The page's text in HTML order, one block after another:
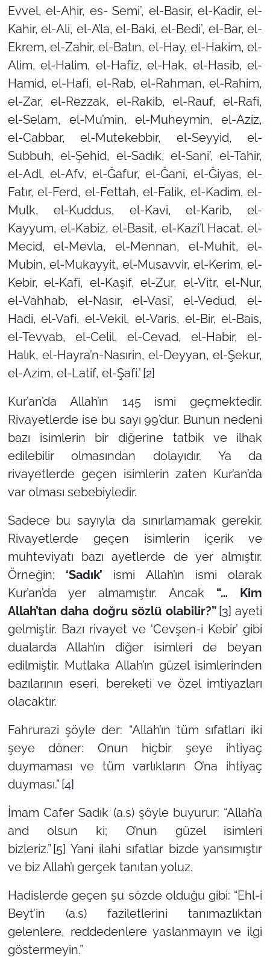
Evvel, el-Ahir, es- Semi’, el-Basir, el-Kadir, el-
Kahir, el-Ali, el-A’la, el-Baki, el-Bedi’, el-Bar, el-
Ekrem, el-Zahir, el-Batın, el-Hay, el-Hakim, el-
Alim, el-Halim, el-Hafiz, el-Hak, el-Hasib, el-
Hamid, el-Hafi, el-Rab, el-Rahman, el-Rahim,
el-Zar, el-Rezzak, el-Rakib, el-Rauf, el-Rafi,
el-Selam, el-Mu’min, el-Muheymin, el-Aziz,
el-Cabbar, el-Mutekebbir, el-Seyyid, el-
Subbuh, el-Şehid, el-Sadık, el-Sani’, el-Tahir,
el-Adl, el-Afv, el-Ğafur, el-Ğani, el-Ğiyas, el-
Fatır, el-Ferd, el-Fettah, el-Falik, el-Kadim, el-
Mulk, el-Kuddus, el-Kavi, el-Karib, el-
Kayyum, el-Kabiz, el-Basit, el-Kazi’l Hacat, el-
Mecid, el-Mevla, el-Mennan, el-Muhit, el-
Mubin, el-Mukayyit, el-Musavvir, el-Kerim, el-
Kebir, el-Kafi, el-Kaşif, el-Zur, el-Vitr, el-Nur,
el-Vahhab, el-Nasır, el-Vasi’, el-Vedud, el-
Hadi, el-Vafi, el-Vekil, el-Varis, el-Bir, el-Bais,
el-Tevvab, el-Celil, el-Cevad, el-Habir, el-
Halık, el-Hayra’n-Nasırin, el-Deyyan, el-Şekur,
el-Azim, el-Latif, el-Şafi.’ [2]
Kur’an’da Allah’ın 145 ismi geçmektedir.
Rivayetlerde ise bu sayı 99’dur. Bunun nedeni
bazı isimlerin bir diğerine tatbik ve ilhak
edilebilir olmasından dolayıdır. Ya da
rivayetlerde geçen isimlerin zaten Kur’an’da
var olması sebebiyledir.
Sadece bu sayıyla da sınırlamamak gerekir.
Rivayetlerde geçen isimlerin içerik ve
muhteviyatı bazı ayetlerde de yer almıştır.
Örneğin; ‘Sadık’ ismi Allah’ın ismi olarak
Kur’an’da yer almamıştır. Ancak “… Kim
Allah’tan daha doğru sözlü olabilir?” [3] ayeti
gelmiştir. Bazı rivayet ve ‘Cevşen-i Kebir’gibi
dualarda Allah’ın diğer isimleri de beyan
edilmiştir. Mutlaka Allah’ın güzel isimlerinden
bazılarının eseri, bereketi ve özel imtiyazları
olacaktır.
Fahrurazi şöyle der: “Allah’ın tüm sıfatları iki
şeye döner: Onun hiçbir şeye ihtiyaç
duymaması ve tüm varlıkların O’na ihtiyaç
duyması.” [4]
İmam Cafer Sadık (a.s) şöyle buyurur: “Allah’a
and olsun ki; O’nun güzel isimleri
bizleriz.” [5] Yani ilahi sıfatlar bizde yansımıştır
ve biz Allah’ı gerçek tanıtan yoluz.
Hadislerde geçen şu sözde olduğu gibi: “Ehl-i
Beyt’in (a.s) faziletlerini tanımazlıktan
gelenlere, reddedenlere yaslanmayın ve ilgi
göstermeyin.”